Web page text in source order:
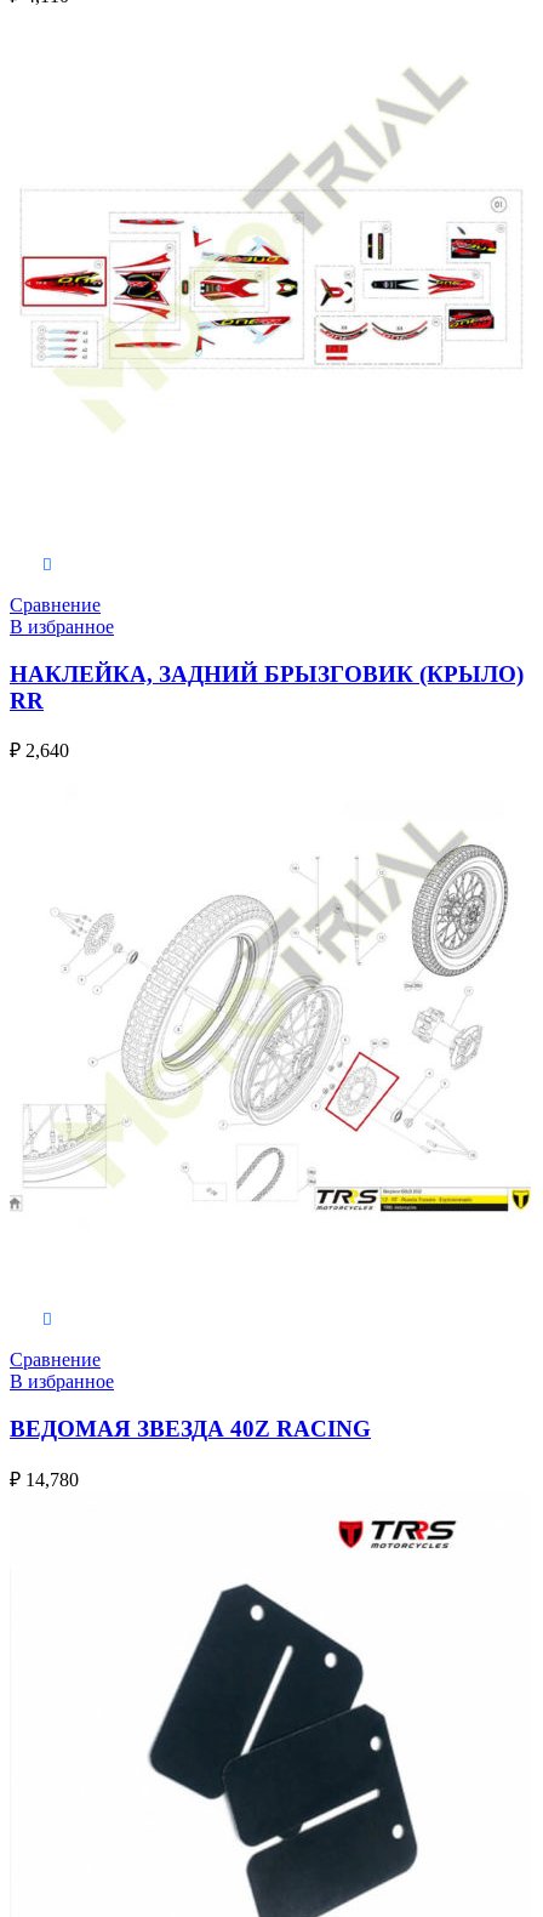
Сравнение
В избранное
НАКЛЕЙКА, ЗАДНИЙ БРЫЗГОВИК (КРЫЛО)
RR
₽ 2,640
Сравнение
В избранное
ВЕДОМАЯ ЗВЕЗДА 40Z RACING
₽ 14,780